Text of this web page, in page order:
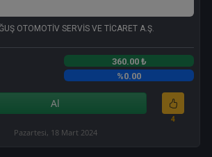
OTOMOTİV SERVİS VE TİCARET A.Ş.
360.00 ₺
%0.00
Al
4
Pazartesi, 18 Mart 2024